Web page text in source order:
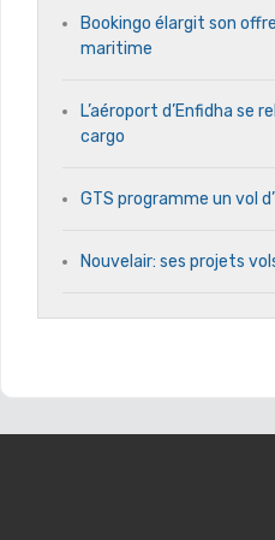
Bookingo élargit son
maritime
L’aéroport d’Enfidha se
cargo
GTS programme un vol
Nouvelair: ses projets